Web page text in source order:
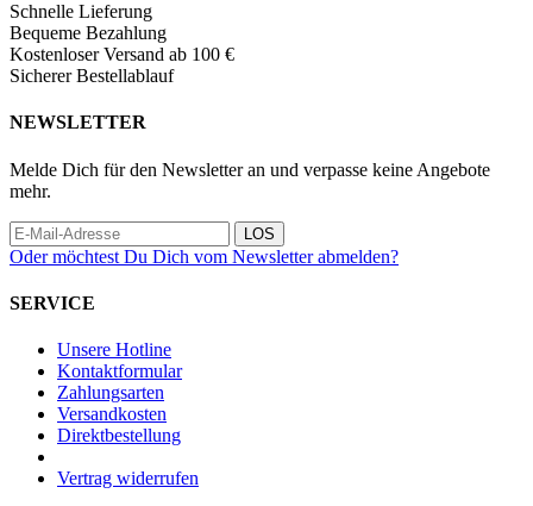
Schnelle Lieferung
Bequeme Bezahlung
Kostenloser Versand ab 100 €
Sicherer Bestellablauf
NEWSLETTER
Melde Dich für den Newsletter an und verpasse keine Angebote
mehr.
LOS
Oder möchtest Du Dich vom Newsletter abmelden?
SERVICE
Unsere Hotline
Kontaktformular
Zahlungsarten
Versandkosten
Direktbestellung
Vertrag widerrufen